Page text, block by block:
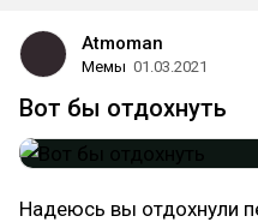
Atmoman
Мемы 01.03.2021
Вот бы отдохнуть
Надеюсь вы отдохнули